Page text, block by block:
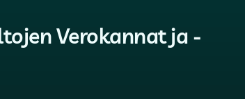
Verokannat ja -